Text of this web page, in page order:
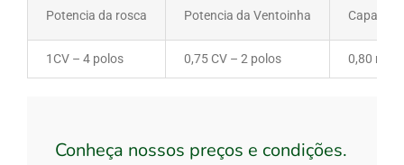
Potencia da rosca Potencia da Ventoinha
1CV – 4 polos 0,75 CV – 2 polos 0,80 m³
Conheça nossos preços e condições.